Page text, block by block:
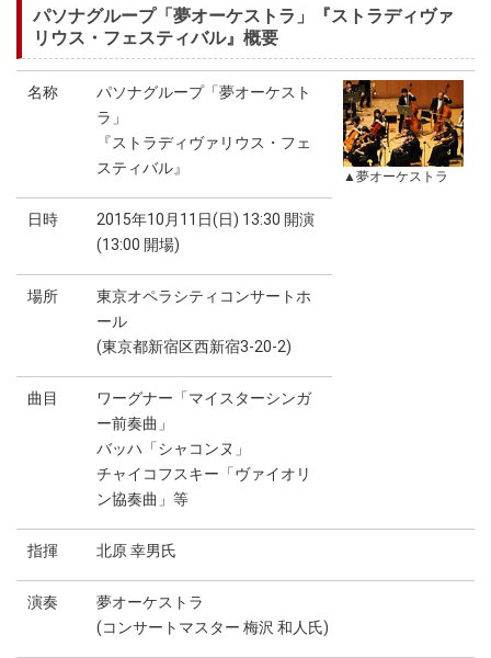
パソナグループ「夢オーケストラ」『ストラディヴァ
リウス・フェスティバル』概要
名称
パソナグループ「夢オーケスト
ラ」
『ストラディヴァリウス・フェ
スティバル』
▲夢オーケストラ
日時
2015年10月11日(日) 13:30 開演
(13:00 開場)
場所
東京オペラシティコンサートホ
ール
(東京都新宿区西新宿3-20-2)
曲目
ワーグナー「マイスターシンガ
ー前奏曲」
バッハ「シャコンヌ」
チャイコフスキー「ヴァイオリ
ン協奏曲」等
指揮 北原 幸男氏
演奏
夢オーケストラ
(コンサートマスター 梅沢 和人氏)